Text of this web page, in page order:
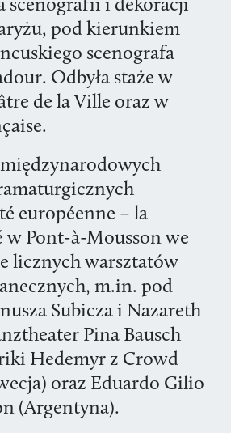
pod kierunkiem
scenografa
Odbyła staże w
de la Ville oraz w
européenne – la
w Pont-à-Mousson we
licznych warsztatów
m.in. pod
Subicza i Nazareth
Pina Bausch
Hedemyr z Crowd
oraz Eduardo Gilio
(Argentyna).